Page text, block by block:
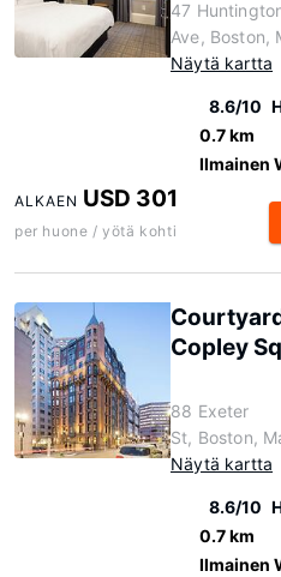
47
Ave, Boston,
Näytä kartta
8.6/10
0.7 km
Ilmainen
ALKAEN USD 301
per huone / yötä kohti
Copley
88 Exeter
St, Boston,
Näytä kartta
8.6/10
0.7 km
Ilmainen